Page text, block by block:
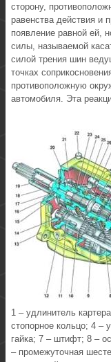
сторону,
равенства действия и
появление равной ей,
силы, называемой
силой трения шин
точках
противоположную
автомобиля. Эта
1 – удлинитель
стопорное кольцо; 4 –
гайка; 7 – штифт; 8 –
– промежуточная